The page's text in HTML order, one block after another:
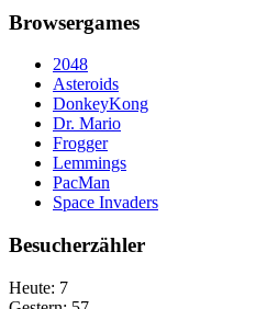
Browsergames
2048
Asteroids
DonkeyKong
Dr. Mario
Frogger
Lemmings
PacMan
Space Invaders
Besucherzähler
Heute: 7